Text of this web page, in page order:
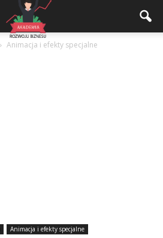
Animacja i efekty specjalne
Animacja i efekty specjalne